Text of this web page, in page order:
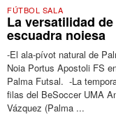
FÚTBOL SALA
La versatilidad
escuadra noiesa
-El ala-pívot natural de
Noia Portus Apostoli FS
Palma Futsal. -La
filas del BeSoccer UMA
Vázquez (Palma ...